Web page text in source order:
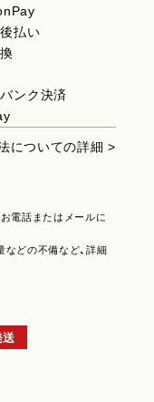
払い
ンク決済
についての詳細 >
電話またはメールに
などの不備など、詳細
送